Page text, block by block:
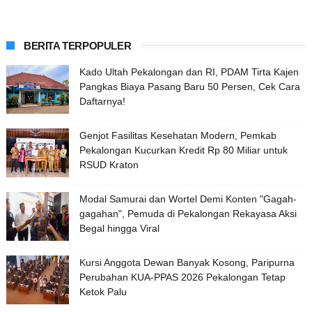
BERITA TERPOPULER
Kado Ultah Pekalongan dan RI, PDAM Tirta Kajen
Pangkas Biaya Pasang Baru 50 Persen, Cek Cara
Daftarnya!
Genjot Fasilitas Kesehatan Modern, Pemkab
Pekalongan Kucurkan Kredit Rp 80 Miliar untuk
RSUD Kraton
Modal Samurai dan Wortel Demi Konten "Gagah-
gagahan", Pemuda di Pekalongan Rekayasa Aksi
Begal hingga Viral
Kursi Anggota Dewan Banyak Kosong, Paripurna
Perubahan KUA-PPAS 2026 Pekalongan Tetap
Ketok Palu